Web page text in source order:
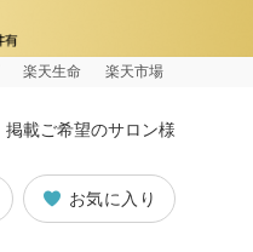
楽天生命 楽天市場
掲載ご希望のサロン様
お気に入り